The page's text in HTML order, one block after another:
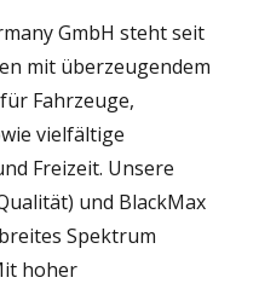
GmbH steht seit
mit überzeugendem
Fahrzeuge,
vielfältige
Freizeit. Unsere
und BlackMax
Spektrum
hoher